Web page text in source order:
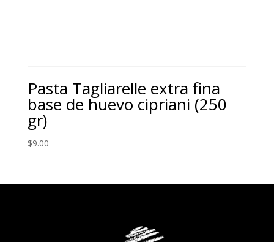
Pasta Tagliarelle extra fina
base de huevo cipriani (250
gr)
$9.00